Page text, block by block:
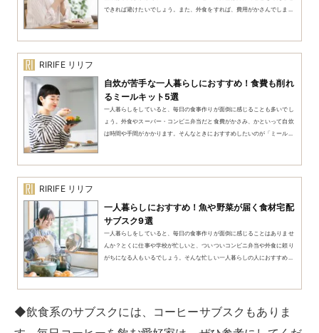
ビジネス・勉強
ビジネスで必要なデザインツールを使用できるサブスク
サービスもあります。所属する組織や企業で加入してい
る場合もありますが、フリーランスや副業の場合は個人
で契約することがほとんどでしょう。
また、プログラミングや英会話レッスンなど自己研鑽に
利用可能なサービスも多く見られます。基本的にはオン
ライン講座であり、いつでもどこでもレッスンを受けら
んで、スキルアップを目指しましょう。